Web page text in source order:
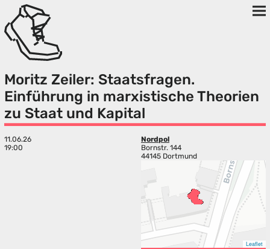
Moritz Zeiler: Staatsfragen.
Einführung in marxistische Theorien
zu Staat und Kapital
11.06.26
19:00
Nordpol
Bornstr. 144
44145 Dortmund
Leaflet